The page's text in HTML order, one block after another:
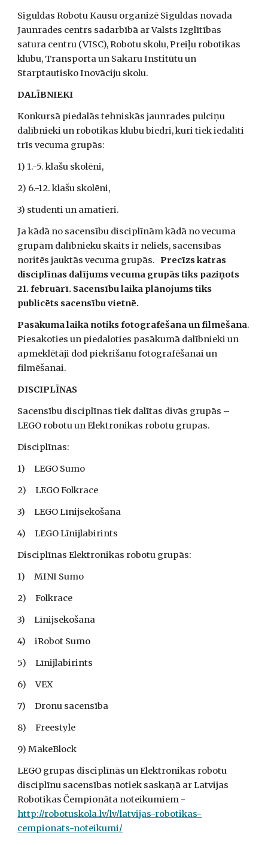
Siguldas Robotu Kausu organizē Siguldas novada
Jaunrades centrs sadarbībā ar Valsts Izglītības
satura centru (VISC), Robotu skolu, Preiļu robotikas
klubu, Transporta un Sakaru Institūtu un
Starptautisko Inovāciju skolu.
DALĪBNIEKI
Konkursā piedalās tehniskās jaunrades pulciņu
dalībnieki un robotikas klubu biedri, kuri tiek iedalīti
trīs vecuma grupās:
1) 1.-5. klašu skolēni,
2) 6.-12. klašu skolēni,
3) studenti un amatieri.
Ja kādā no sacensību disciplīnām kādā no vecuma
grupām dalībnieku skaits ir neliels, sacensības
noritēs jauktās vecuma grupās. Precīzs katras
disciplīnas dalījums vecuma grupās tiks paziņots
21. februārī. Sacensību laika plānojums tiks
publicēts sacensību vietnē.
Pasākuma laikā notiks fotografēšana un filmēšana.
Piesakoties un piedaloties pasākumā dalībnieki un
apmeklētāji dod piekrišanu fotografēšanai un
filmēšanai.
DISCIPLĪNAS
Sacensību disciplīnas tiek dalītas divās grupās –
LEGO robotu un Elektronikas robotu grupas.
Disciplīnas:
1)     LEGO Sumo
2)     LEGO Folkrace
3)     LEGO Līnijsekošana
4)     LEGO Līnijlabirints
Disciplīnas Elektronikas robotu grupās:
1)     MINI Sumo
2)     Folkrace
3)     Līnijsekošana
4)     iRobot Sumo
5)     Līnijlabirints
6)     VEX
7)     Dronu sacensība
8)     Freestyle
9) MakeBlock
LEGO grupas disciplīnās un Elektronikas robotu
disciplīnu sacensības notiek saskaņā ar Latvijas
http://robotuskola.lv/lv/latvijas-robotikas-
cempionats-noteikumi/